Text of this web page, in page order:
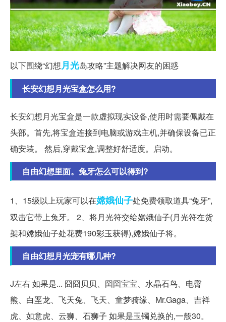
以下围绕“幻想月光岛攻略”主题解决网友的困惑
长安幻想月光宝盒怎么用?
长安幻想月光宝盒是一款虚拟现实设备,使用时需要佩戴在
头部。首先,将宝盒连接到电脑或游戏主机,并确保设备已正
确安装。 然后,穿戴宝盒,调整好舒适度。启动。
自由幻想里面。兔牙怎么可以得到?
1、15级以上玩家可以在嫦娥仙子处免费领取道具“兔牙”,
双击它带上兔牙。 2、将月光符交给嫦娥仙子(月光符在货
架和嫦娥仙子处花费190彩玉获得),嫦娥仙子将。
自由幻想月光宠有哪几种?
J左右 如果是... 囧囧贝贝、囶囶宝宝、水晶石鸟、电臀
熊、白垩龙、飞天兔、飞天、童梦骑缘、Mr.Gaga、吉祥
虎、如意虎、云狮、石狮子 如果是玉镯兑换的,一般30。